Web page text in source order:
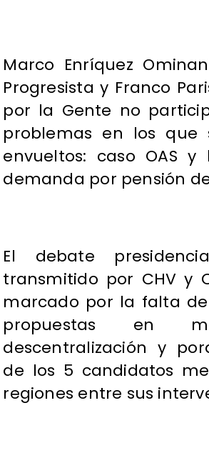
Marco Enríquez
Progresista y Franco
por la Gente no
problemas en los que
envueltos: caso OAS
demanda por pensión
El debate
transmitido por CHV y
marcado por la falta
propuestas en
descentralización y
de los 5 candidatos
regiones entre sus